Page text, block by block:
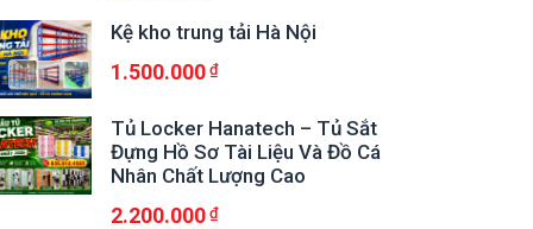
Kệ kho trung tải Hà Nội
1.500.000
Tủ Locker Hanatech – Tủ Sắt
Đựng Hồ Sơ Tài Liệu Và Đồ Cá
Nhân Chất Lượng Cao
2.200.000